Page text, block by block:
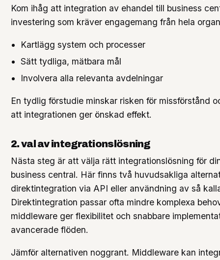
Kom ihåg att integration av ehandel till business
investering som kräver engagemang från hela
Kartlägg system och processer
Sätt tydliga, mätbara mål
Involvera alla relevanta avdelningar
En tydlig förstudie minskar risken för missförstånd
att integrationen ger önskad effekt.
2. val av integrationslösning
Nästa steg är att välja rätt integrationslösning för
business central. Här finns två huvudsakliga
direktintegration via API eller användning av så
Direktintegration passar ofta mindre komplexa
middleware ger flexibilitet och snabbare
avancerade flöden.
Jämför alternativen noggrant. Middleware kan